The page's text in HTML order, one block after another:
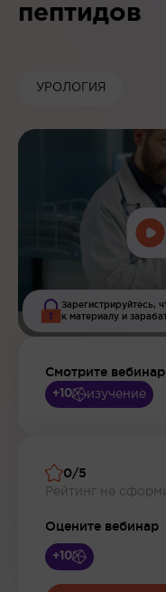
пептидов
УРОЛОГИЯ
Зарегистрируйтесь,
к материалу и
Смотрите
+10 изучение
0/5
Рейтинг не
Оцените вебинар
+10